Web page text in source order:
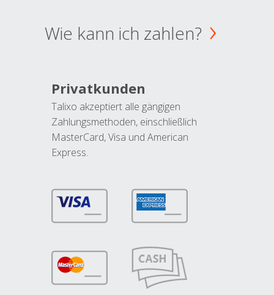
Wie kann ich zahlen?
Privatkunden
Talixo akzeptiert alle gängigen
Zahlungsmethoden, einschließlich
MasterCard, Visa und American
Express.